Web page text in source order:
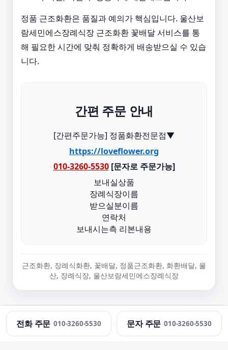
정품 근조화환은 품질과 예의가 핵심입니다. 울산보
람세민에스장례식장 근조화환 꽃배달 서비스를 통
해 필요한 시간에 맞춰 정확하게 배송받으실 수 있습
니다.
간편 주문 안내
[간편주문가능] 정품화환전문점▼
https://loveflower.org
010-3260-5530[문자로 주문가능]
보내실상품
장례식장이름
받으실분이름
연락처
보내시는측 리본내용
근조화환, 장례식화환, 꽃배달, 정품근조화환, 화환배달, 울
산, 장례식장, 울산보람세민에스장례식장
정직한화환 · 근조화환 당일 배송 · 문의:010-3260-5530
전화 주문 010-3260-5530 문자 주문 010-3260-5530